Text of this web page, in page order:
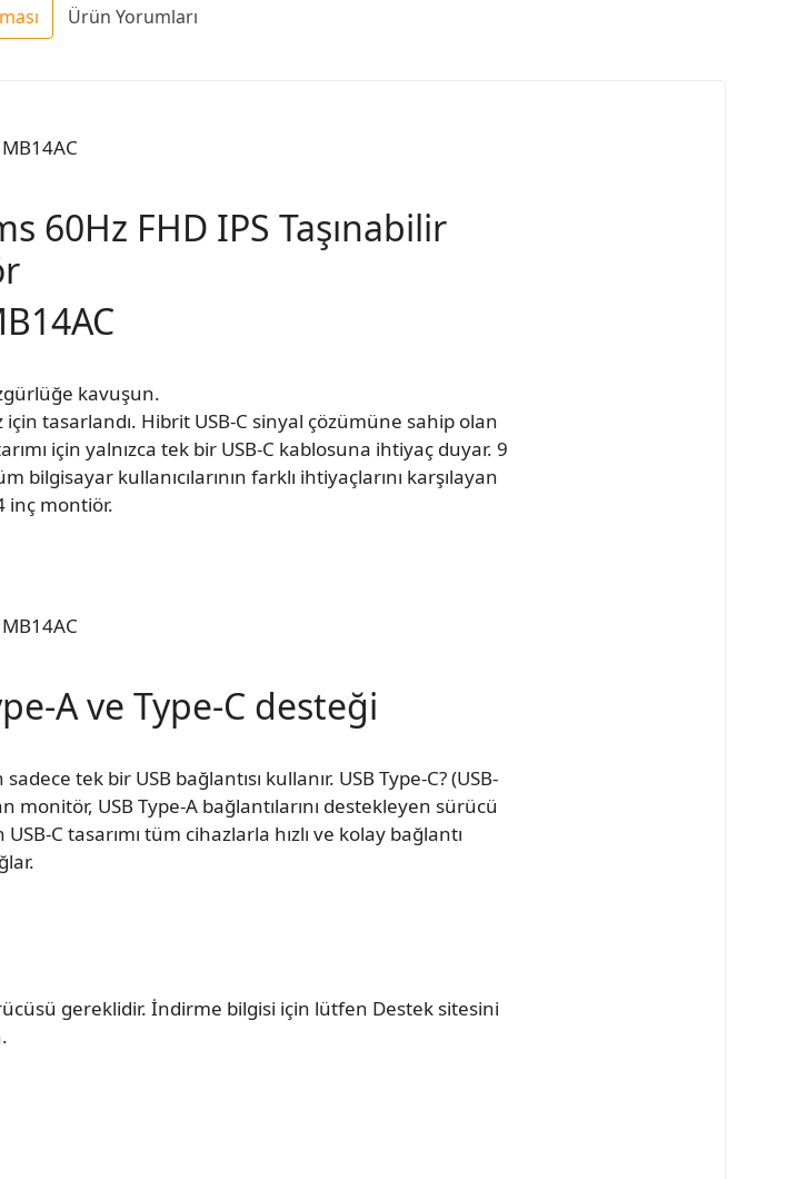
Ürün Yorumları
60Hz FHD IPS Taşınabilir
kavuşun.
için tasarlandı. Hibrit USB-C sinyal çözümüne sahip olan
için yalnızca tek bir USB-C kablosuna ihtiyaç duyar. 9
kullanıcılarının farklı ihtiyaçlarını karşılayan
inç montiör.
A ve Type-C desteği
tek bir USB bağlantısı kullanır. USB Type-C? (USB-
USB Type-A bağlantılarını destekleyen sürücü
C tasarımı tüm cihazlarla hızlı ve kolay bağlantı
gereklidir. İndirme bilgisi için lütfen Destek sitesini